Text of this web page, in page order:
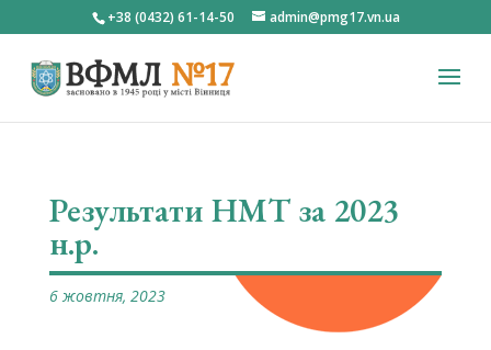
+38 (0432) 61-14-50 admin@pmg17.vn.ua
Результати НМТ за 2023
н.р.
6 жовтня, 2023